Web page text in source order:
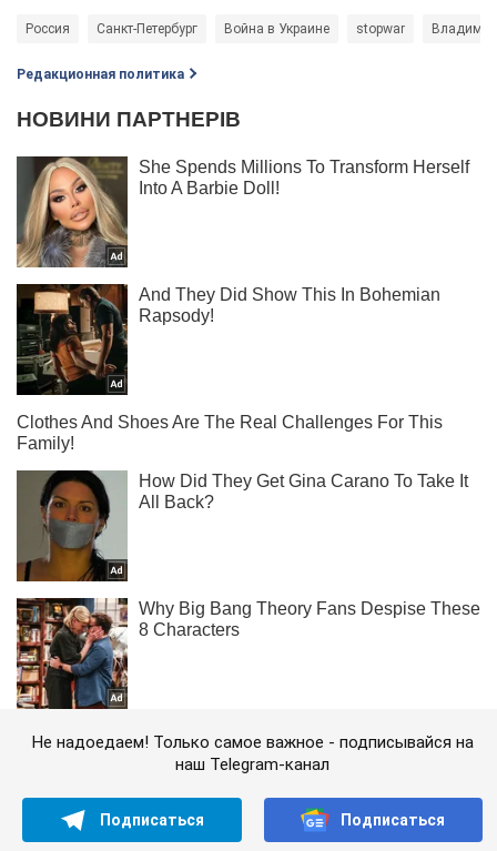
Россия Санкт-Петербург Война в Украине stopwar
Редакционная политика
Не надоедаем! Только самое важное - подписывайся на
наш Telegram-канал
Подписаться Подписаться